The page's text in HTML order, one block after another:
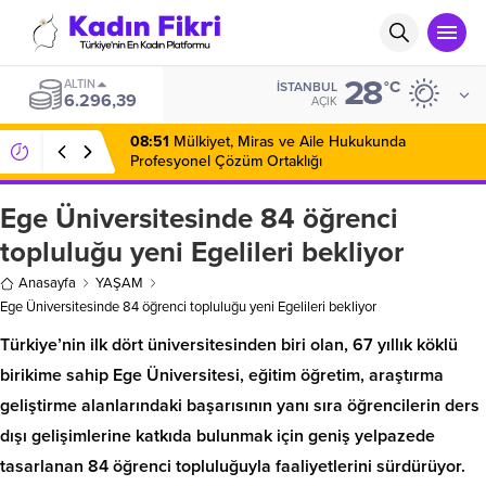
ALTIN
6.296,39
İSTANBUL
AÇIK 28°C
08:51 Mülkiyet, Miras ve Aile Hukukunda
Profesyonel Çözüm Ortaklığı
Ege Üniversitesinde 84 öğrenci
topluluğu yeni Egelileri bekliyor
Anasayfa
YAŞAM
Ege Üniversitesinde 84 öğrenci topluluğu yeni Egelileri bekliyor
Türkiye’nin ilk dört üniversitesinden biri olan, 67 yıllık köklü
birikime sahip Ege Üniversitesi, eğitim öğretim, araştırma
geliştirme alanlarındaki başarısının yanı sıra öğrencilerin ders
dışı gelişimlerine katkıda bulunmak için geniş yelpazede
tasarlanan 84 öğrenci topluluğuyla faaliyetlerini sürdürüyor.